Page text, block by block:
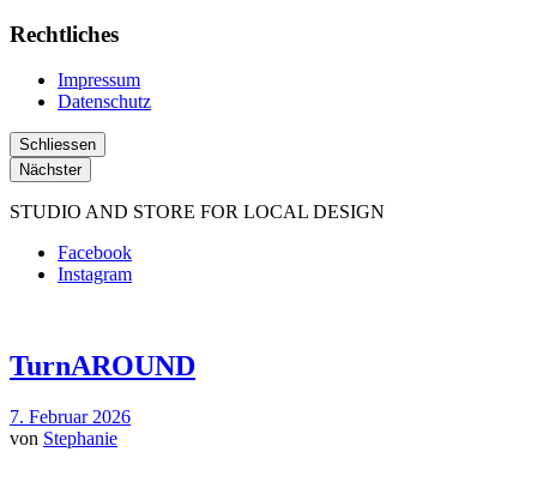
Rechtliches
Impressum
Datenschutz
Schliessen
Nächster
STUDIO AND STORE FOR LOCAL DESIGN
Facebook
Instagram
TurnAROUND
7. Februar 2026
von Stephanie